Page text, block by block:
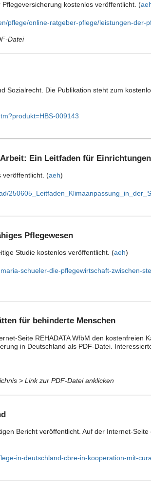
kostenlos veröffentlicht. (
pflege/online-ratgeber-pflege/leistungen-der-
Datei
Sozialrecht. Die Publikation steht zum
009143
Ein Leitfaden für
veröffentlicht. (aeh)
Pflegewesen
Studie kostenlos veröffentlicht. (aeh)
schueler-die-pflegewirtschaft-zwischen-
für behinderte Menschen
Seite REHADATA WfbM den kostenfreien
in Deutschland als PDF-Datei.
> Link zur PDF-Datei anklicken
Bericht veröffentlicht. Auf der Internet-
in-deutschland-cbre-in-kooperation-mit-